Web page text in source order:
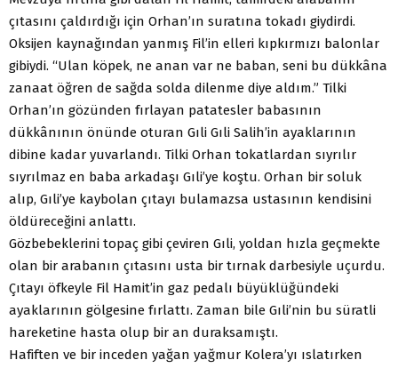
çıtasını çaldırdığı için Orhan’ın suratına tokadı giydirdi.
Oksijen kaynağından yanmış Fil’in elleri kıpkırmızı balonlar
gibiydi. “Ulan köpek, ne anan var ne baban, seni bu dükkâna
zanaat öğren de sağda solda dilenme diye aldım.” Tilki
Orhan’ın gözünden fırlayan patatesler babasının
dükkânının önünde oturan Gıli Gıli Salih’in ayaklarının
dibine kadar yuvarlandı. Tilki Orhan tokatlardan sıyrılır
sıyrılmaz en baba arkadaşı Gıli’ye koştu. Orhan bir soluk
alıp, Gıli’ye kaybolan çıtayı bulamazsa ustasının kendisini
öldüreceğini anlattı.
Gözbebeklerini topaç gibi çeviren Gıli, yoldan hızla geçmekte
olan bir arabanın çıtasını usta bir tırnak darbesiyle uçurdu.
Çıtayı öfkeyle Fil Hamit’in gaz pedalı büyüklüğündeki
ayaklarının gölgesine fırlattı. Zaman bile Gıli’nin bu süratli
hareketine hasta olup bir an duraksamıştı.
Hafiften ve bir inceden yağan yağmur Kolera’yı ıslatırken